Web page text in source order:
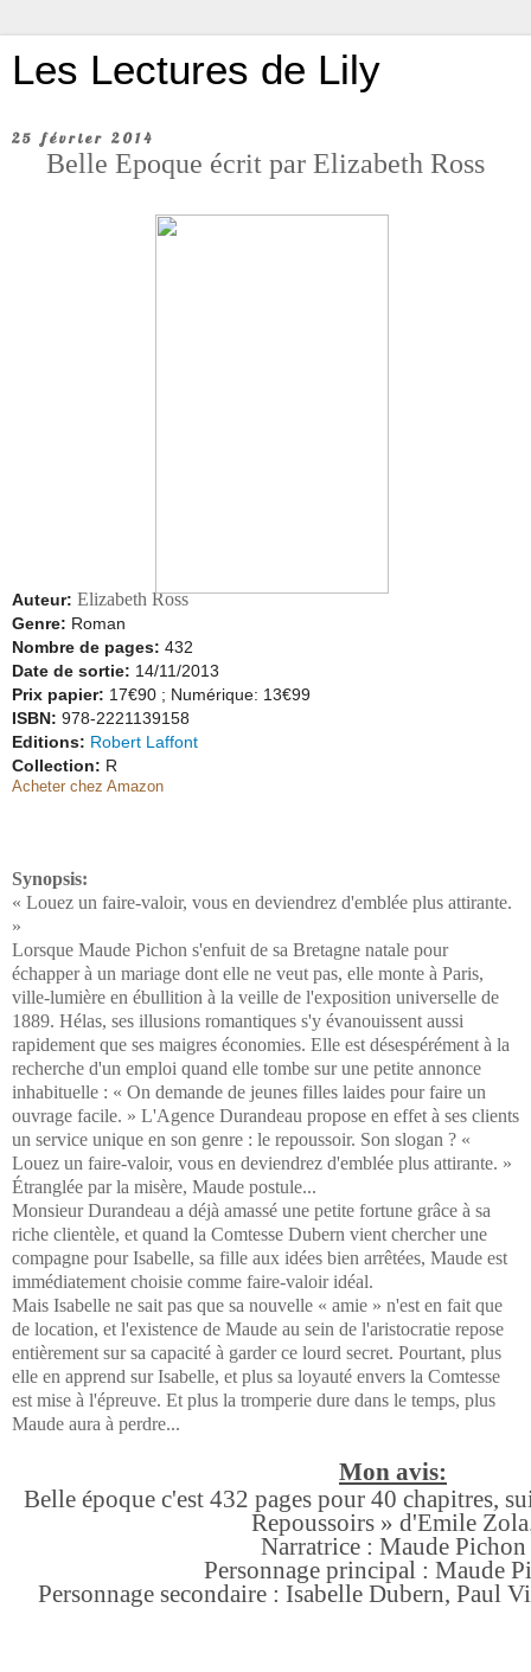
Les Lectures de Lily
25 février 2014
Belle Epoque écrit par Elizabeth Ross
Auteur: Elizabeth Ross
Genre: Roman
Nombre de pages: 432
Date de sortie: 14/11/2013
Prix papier: 17€90 ; Numérique: 13€99
ISBN: 978-2221139158
Editions: Robert Laffont
Collection: R
Acheter chez Amazon
Synopsis:
« Louez un faire-valoir, vous en deviendrez d'emblée plus attirante.
»
Lorsque Maude Pichon s'enfuit de sa Bretagne natale pour
échapper à un mariage dont elle ne veut pas, elle monte à Paris,
ville-lumière en ébullition à la veille de l'exposition universelle de
1889. Hélas, ses illusions romantiques s'y évanouissent aussi
rapidement que ses maigres économies. Elle est désespérément à la
recherche d'un emploi quand elle tombe sur une petite annonce
inhabituelle : « On demande de jeunes filles laides pour faire un
ouvrage facile. » L'Agence Durandeau propose en effet à ses clients
un service unique en son genre : le repoussoir. Son slogan ? «
Louez un faire-valoir, vous en deviendrez d'emblée plus attirante. »
Étranglée par la misère, Maude postule...
Monsieur Durandeau a déjà amassé une petite fortune grâce à sa
riche clientèle, et quand la Comtesse Dubern vient chercher une
compagne pour Isabelle, sa fille aux idées bien arrêtées, Maude est
immédiatement choisie comme faire-valoir idéal.
Mais Isabelle ne sait pas que sa nouvelle « amie » n'est en fait que
de location, et l'existence de Maude au sein de l'aristocratie repose
entièrement sur sa capacité à garder ce lourd secret. Pourtant, plus
elle en apprend sur Isabelle, et plus sa loyauté envers la Comtesse
est mise à l'épreuve. Et plus la tromperie dure dans le temps, plus
Maude aura à perdre...
Mon avis:
Belle époque c'est 432 pages pour 40 chapitres,
Repoussoirs » d'Emile
Narratrice : Maude Pichon
Personnage principal : Maude
Personnage secondaire : Isabelle Dubern, Paul